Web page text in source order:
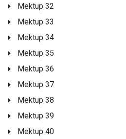
Mektup 32
Mektup 33
Mektup 34
Mektup 35
Mektup 36
Mektup 37
Mektup 38
Mektup 39
Mektup 40